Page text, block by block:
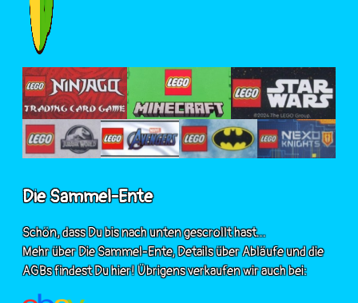
Die Sammel-Ente
Schön, dass Du bis nach unten gescrollt hast...
Mehr über Die Sammel-Ente, Details über Abläufe und die
AGBs findest Du hier! Übrigens verkaufen wir auch bei: